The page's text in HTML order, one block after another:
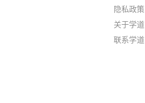
隐私政策
关于学道
联系学道